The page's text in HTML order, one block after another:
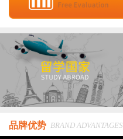
品牌优势 BRAND ADVANTAGES